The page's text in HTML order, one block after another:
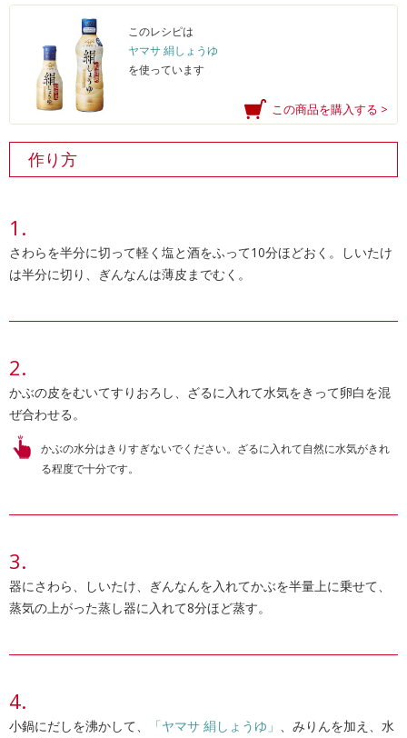
このレシピは
ヤマサ 絹しょうゆ
を使っています
この商品を購入する >
作り方
さわらを半分に切って軽く塩と酒をふって10分ほどおく。しいたけ
は半分に切り、ぎんなんは薄皮までむく。
かぶの皮をむいてすりおろし、ざるに入れて水気をきって卵白を混
ぜ合わせる。
かぶの水分はきりすぎないでください。ざるに入れて自然に水気がきれ
る程度で十分です。
器にさわら、しいたけ、ぎんなんを入れてかぶを半量上に乗せて、
蒸気の上がった蒸し器に入れて8分ほど蒸す。
小鍋にだしを沸かして、 「ヤマサ 絹しょうゆ」 、みりんを加え、水